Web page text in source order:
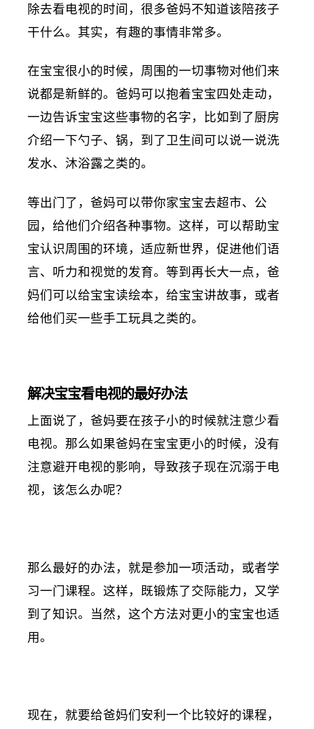
除去看电视的时间，很多爸妈不知道该陪孩子
干什么。其实，有趣的事情非常多。
在宝宝很小的时候，周围的一切事物对他们来
说都是新鲜的。爸妈可以抱着宝宝四处走动，
一边告诉宝宝这些事物的名字，比如到了厨房
介绍一下勺子、锅，到了卫生间可以说一说洗
发水、沐浴露之类的。
等出门了，爸妈可以带你家宝宝去超市、公
园，给他们介绍各种事物。这样，可以帮助宝
宝认识周围的环境，适应新世界，促进他们语
言、听力和视觉的发育。等到再长大一点，爸
妈们可以给宝宝读绘本，给宝宝讲故事，或者
给他们买一些手工玩具之类的。
解决宝宝看电视的最好办法
上面说了，爸妈要在孩子小的时候就注意少看
电视。那么如果爸妈在宝宝更小的时候，没有
注意避开电视的影响，导致孩子现在沉溺于电
视，该怎么办呢？
那么最好的办法，就是参加一项活动，或者学
习一门课程。这样，既锻炼了交际能力，又学
到了知识。当然，这个方法对更小的宝宝也适
用。
现在，就要给爸妈们安利一个比较好的课程，